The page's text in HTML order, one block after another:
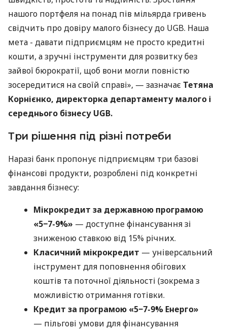
нашого портфеля на понад пів мільярда гривень
свідчить про довіру малого бізнесу до UGB. Наша
мета - давати підприємцям не просто кредитні
кошти, а зручні інструменти для розвитку без
зайвої бюрократії, щоб вони могли повністю
зосередитися на своїй справі», — зазначає Тетяна
Корнієнко, директорка департаменту малого і
середнього бізнесу UGB.
Три рішення під різні потреби
Наразі банк пропонує підприємцям три базові
фінансові продукти, розроблені під конкретні
завдання бізнесу:
Мікрокредит за державною програмою
«5−7-9%» — доступне фінансування зі
зниженою ставкою від 15% річних.
Класичний мікрокредит — універсальний
інструмент для поповнення обігових
коштів та поточної діяльності (зокрема з
можливістю отримання готівки.
Кредит за програмою «5−7-9% Енерго»
— пільгові умови для фінансування